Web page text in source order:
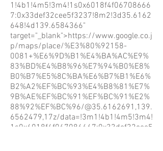
1!4b1!4m5!3m4!1s0x6018f4f06708666
7:0x33def32cee5f3237!8m2!3d35.6162
648!4d139.6584366"
target="_blank">https://www.google.co.j
p/maps/place/%E3%80%92158-
0081+%E6%9D%B1%E4%BA%AC%E9%
83%BD%E4%B8%96%E7%94%B0%E8%
B0%B7%E5%8C%BA%E6%B7%B1%E6%
B2%A2%EF%BC%93%E4%B8%81%E7%
9B%AE%EF%BC%91%EF%BC%91%E2%
88%92%EF%BC%96/@35.6162691,139.
6562479,17z/data=!3m1!4b1!4m5!3m4!
1s0x6018f4f067086667:0x33def32cee5